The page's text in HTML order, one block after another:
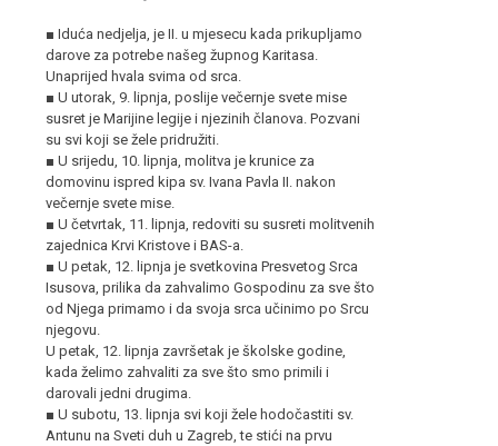
■ Iduća nedjelja, je II. u mjesecu kada prikupljamo
darove za potrebe našeg župnog Karitasa.
Unaprijed hvala svima od srca.
■ U utorak, 9. lipnja, poslije večernje svete mise
susret je Marijine legije i njezinih članova. Pozvani
su svi koji se žele pridružiti.
■ U srijedu, 10. lipnja, molitva je krunice za
domovinu ispred kipa sv. Ivana Pavla II. nakon
večernje svete mise.
■ U četvrtak, 11. lipnja, redoviti su susreti molitvenih
zajednica Krvi Kristove i BAS-a.
■ U petak, 12. lipnja je svetkovina Presvetog Srca
Isusova, prilika da zahvalimo Gospodinu za sve što
od Njega primamo i da svoja srca učinimo po Srcu
njegovu.
U petak, 12. lipnja završetak je školske godine,
kada želimo zahvaliti za sve što smo primili i
darovali jedni drugima.
■ U subotu, 13. lipnja svi koji žele hodočastiti sv.
Antunu na Sveti duh u Zagreb, te stići na prvu